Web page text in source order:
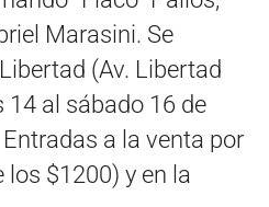
Marasini. Se
(Av. Libertad
14 al sábado 16 de
a la venta por
los $1200) y en la